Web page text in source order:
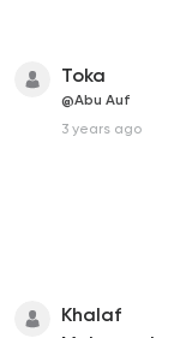
Toka
@Abu Auf
3 years ago
Khalaf